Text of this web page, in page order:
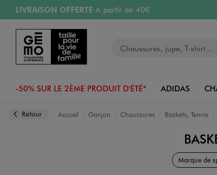
Aller au contenu principal
Aller à la navigation
LIVRAISON OFFERTE A partir de 40€
RETRAIT ET LIVRAISON OFFERTE
PAYEZ EN 3x SANS FRAIS
dès 50€
Retours OFFERTSpendant 30 jours
-50% SUR LE 2ÈME PRODUIT D'ÉTÉ* ADIDAS
Retour Accueil Garçon Chaussures Baskets, Tennis
Marque de